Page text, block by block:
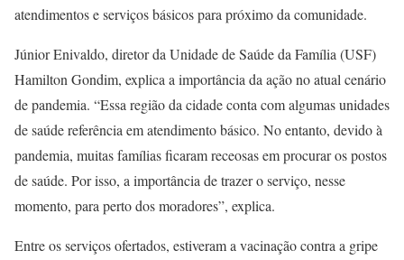
atendimentos e serviços básicos para próximo da comunidade.
Júnior Enivaldo, diretor da Unidade de Saúde da Família (USF)
Hamilton Gondim, explica a importância da ação no atual cenário
de pandemia. “Essa região da cidade conta com algumas unidades
de saúde referência em atendimento básico. No entanto, devido à
pandemia, muitas famílias ficaram receosas em procurar os postos
de saúde. Por isso, a importância de trazer o serviço, nesse
momento, para perto dos moradores”, explica.
Entre os serviços ofertados, estiveram a vacinação contra a gripe